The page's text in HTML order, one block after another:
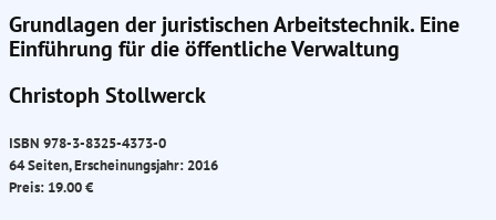
Grundlagen der juristischen Arbeitstechnik. Eine
Einführung für die öffentliche Verwaltung
Christoph Stollwerck
ISBN 978-3-8325-4373-0
64 Seiten, Erscheinungsjahr: 2016
Preis: 19.00 €